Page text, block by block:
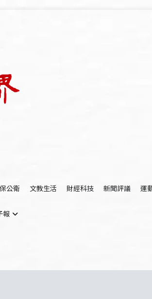
公衛 文教生活 財經科技 新聞評議 運
報